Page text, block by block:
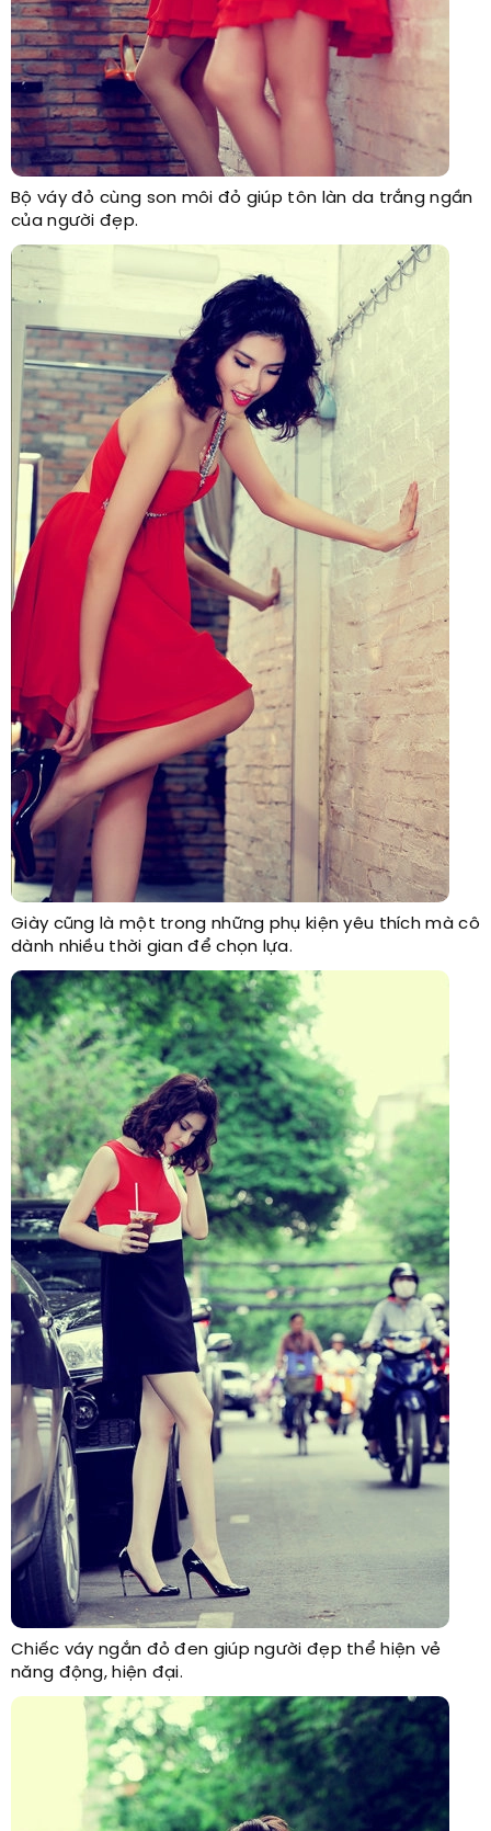
Bộ váy đỏ cùng son môi đỏ giúp tôn làn da trắng ngần
của người đẹp.
Giày cũng là một trong những phụ kiện yêu thích mà cô
dành nhiều thời gian để chọn lựa.
Chiếc váy ngắn đỏ đen giúp người đẹp thể hiện vẻ
năng động, hiện đại.